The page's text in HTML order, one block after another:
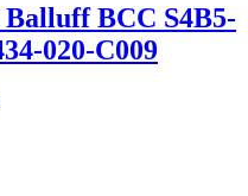
BCC S4B5-
020-C009